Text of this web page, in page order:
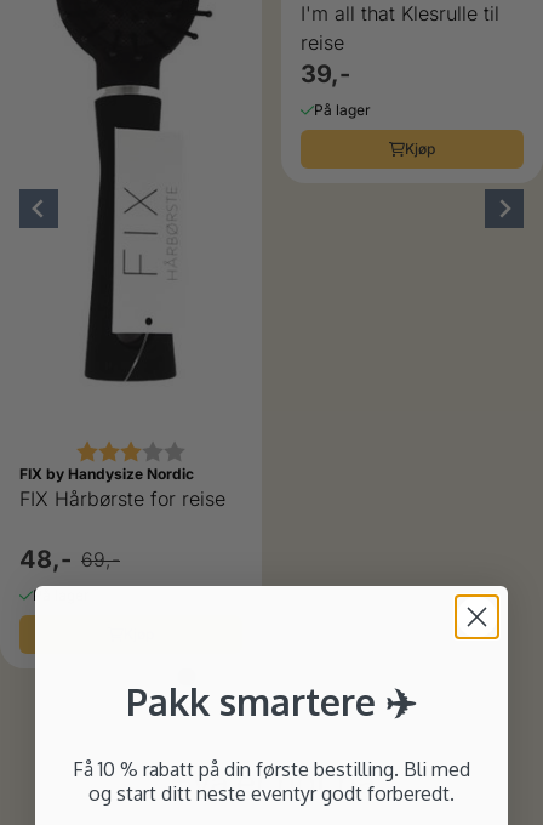
Karakter:
FIX by Handysize Nordic
FIX Hårbørste for reise
48,- 69,-
På lager
I'm all that Klesrulle til
reise
39,-
På lager
Kjøp
Hva er hot nå
Pakk smartere ✈️
Få 10 % rabatt på din første bestilling. Bli med
og start ditt neste eventyr godt forberedt.